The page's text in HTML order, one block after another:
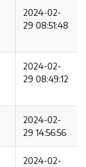
2024-02-
29 08:51:48
2024-02-
29 08:49:12
2024-02-
29 14:56:56
2024-02-